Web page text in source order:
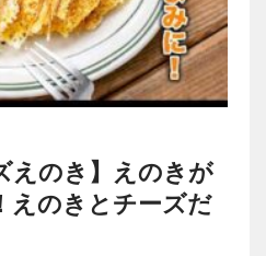
えのき】えのきが
えのきとチーズだ